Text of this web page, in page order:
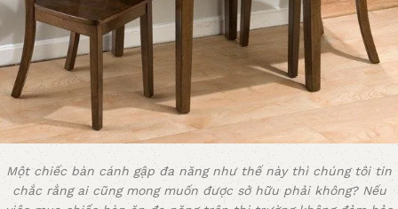
Một chiếc bàn cánh gập đa năng như thế này thì chúng tôi tin
chắc rằng ai cũng mong muốn được sở hữu phải không? Nếu